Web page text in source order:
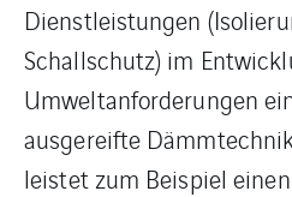
Dienstleistungen
Schallschutz) im
Umweltanforderungen
ausgereifte
leistet zum Beispiel